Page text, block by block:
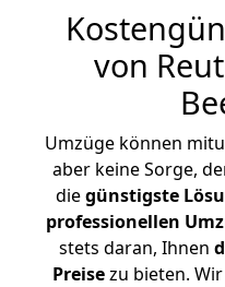
von
Umzüge können
aber keine Sorge,
diegünstigste
professionellen
stets daran, Ihnen
Preisezu bieten.